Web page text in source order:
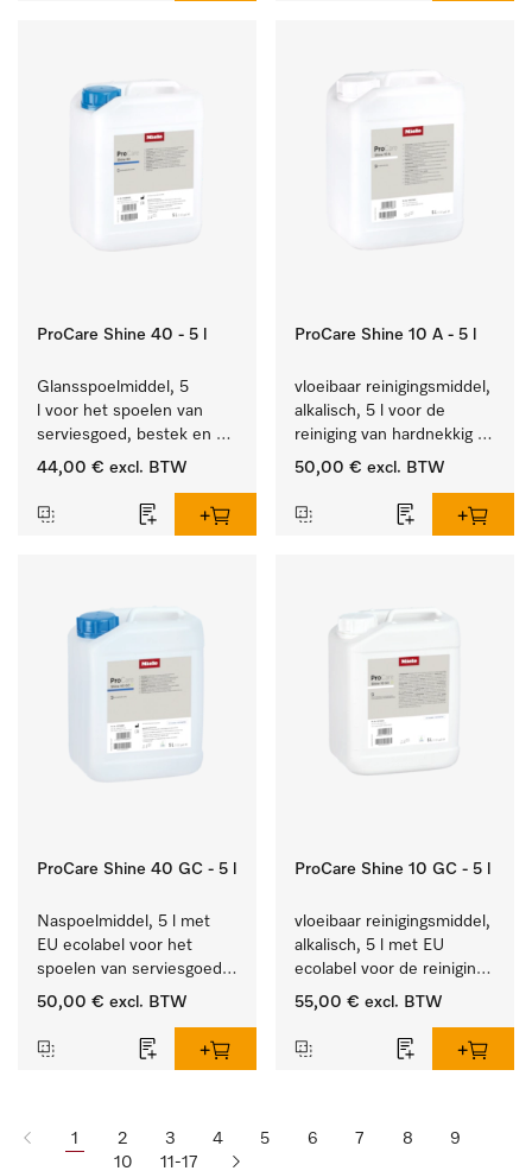
ProCare Shine 40 - 5 l
Glansspoelmiddel, 5
l voor het spoelen van
serviesgoed, bestek en
ideaal voor glazen.
44,00 € excl. BTW
ProCare Shine 10 A - 5 l
vloeibaar reinigingsmiddel,
alkalisch, 5 l voor de
reiniging van hardnekkig
vuil op serviesgoed,
50,00 € excl. BTW
ProCare Shine 40 GC - 5 l
Naspoelmiddel, 5 l met
EU ecolabel voor het
spoelen van serviesgoed,
bestek en glazen.
50,00 € excl. BTW
ProCare Shine 10 GC - 5 l
vloeibaar reinigingsmiddel,
alkalisch, 5 l met EU
ecolabel voor de reiniging
van alledaags vuil op
glazen.
55,00 € excl. BTW
1 2 3 4 5 6 7 8
9
10
11-17